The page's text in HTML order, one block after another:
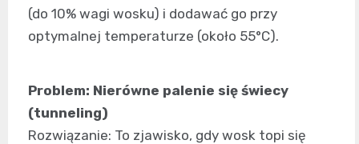
(do 10% wagi wosku) i dodawać go przy
optymalnej temperaturze (około 55°C).
Problem: Nierówne palenie się świecy
(tunneling)
Rozwiązanie: To zjawisko, gdy wosk topi się